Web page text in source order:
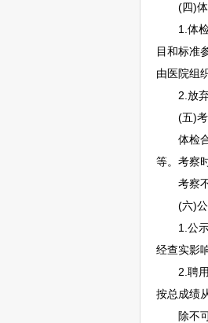
(四)体
1.体检
目和标准
由医院组
2.放弃
(五)考
体检合
等。考察
考察不
(六)公
1.公示
经查实影
2.聘用
按总成绩
除不可